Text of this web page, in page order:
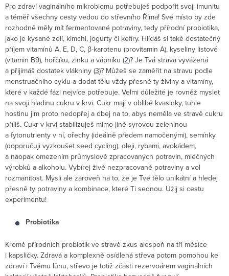
Pro zdraví vaginálního mikrobiomu potřebuješ podpořit svoji imunitu
a téměř všechny cesty vedou do střevního Říma! Své místo by zde
rozhodně měly mít fermentované potraviny, tedy přírodní probiotika,
jako je kysané zelí, kimchi, jogurty či kefíry. Hlídáš si také dostatečný
příjem vitamínů A, E, D, C, β-karotenu (provitamin A), kyseliny listové
(vitamin B9), hořčíku, zinku a vápníku (2)? Je Tvá strava vyvážená
a přijímáš dostatek vlákniny (3)? Můžeš se zaměřit na stravu podle
menstruačního cyklu a dodat tělu vždy přesně ty živiny a vitamíny,
které v každé fázi nejvíce potřebuje. Velmi důležité je rovněž myslet
na svoji hladinu cukru v krvi. Cukr mají v oblibě kvasinky, tuhle
hostinu jim proto nedopřej a dbej na to, abys neměla ve stravě cukru
příliš. Cukr v krvi stabilizuješ mimo jiné syrovou zeleninou
a fytonutrienty v ní, ořechy (ideálně předem namočenými), semínky
(doporučuji vyzkoušet seed cycling), oleji, rybami, avokádem,
a naopak omezením průmyslově zpracovaných potravin, mléčných
výrobků a alkoholu. Vybírej živé nezpracované potraviny a vol
rozmanitost. Mysli ale zároveň na to, že je Tvé tělo unikátní a hledej
přesně ty potraviny a kombinace, které Ti sednou. Užij si cestu
experimentu!
Probiotika
Kromě přírodních probiotik ve stravě zkus alespoň na tři měsíce
i kapsličky. Zdravá a komplexně osídlená střeva potom pomohou ke
zdraví i Tvému lůnu, střevo je totiž zčásti rezervoárem vaginálních